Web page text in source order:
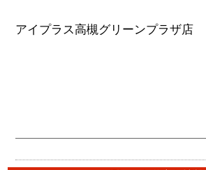
アイプラス高槻グリーンプラザ店